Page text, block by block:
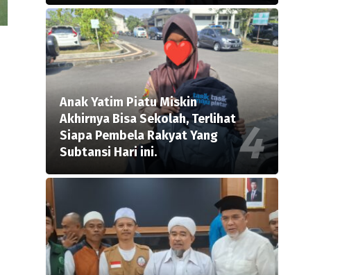
Anak Yatim Piatu Miskin
Akhirnya Bisa Sekolah, Terlihat
Siapa Pembela Rakyat Yang
Subtansi Hari ini.